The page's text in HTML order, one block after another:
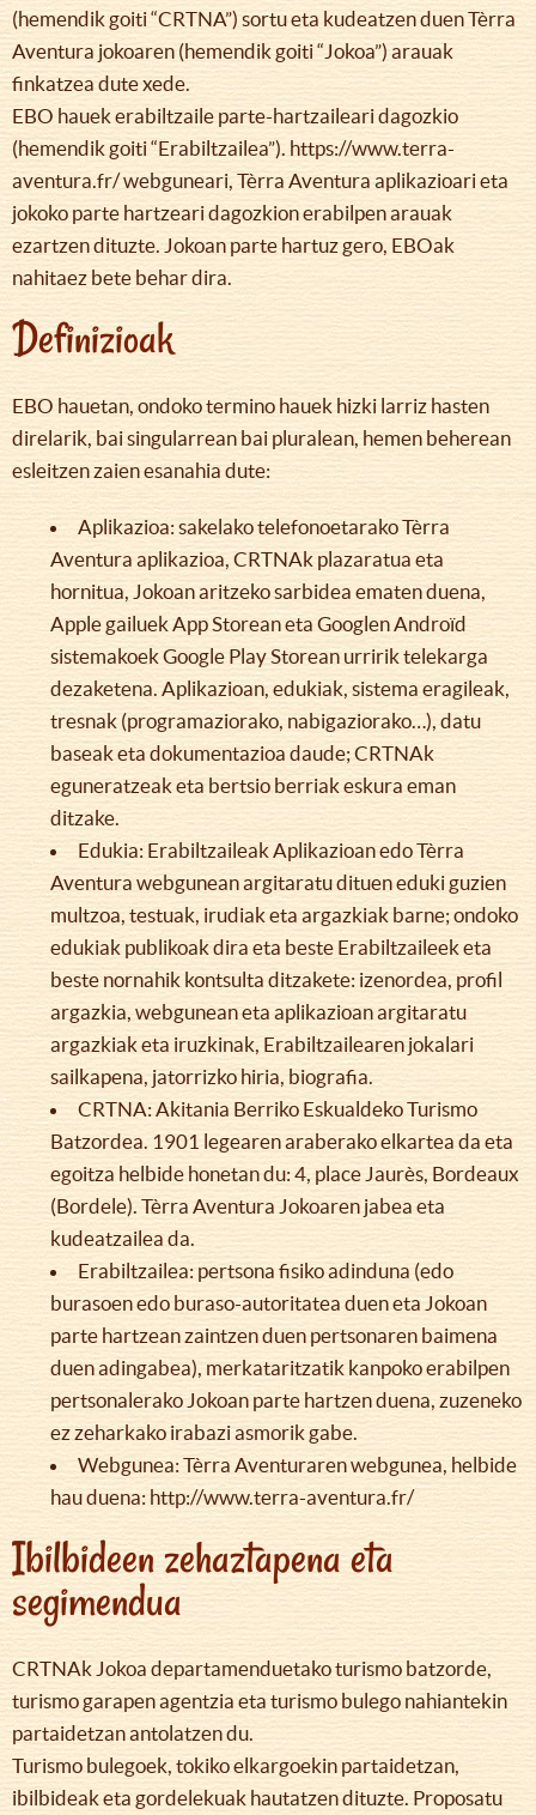
(hemendik goiti “CRTNA”) sortu eta kudeatzen duen Tèrra
Aventura jokoaren (hemendik goiti “Jokoa”) arauak
finkatzea dute xede.
EBO hauek erabiltzaile parte-hartzaileari dagozkio
(hemendik goiti “Erabiltzailea”). https://www.terra-
aventura.fr/ webguneari, Tèrra Aventura aplikazioari eta
jokoko parte hartzeari dagozkion erabilpen arauak
ezartzen dituzte. Jokoan parte hartuz gero, EBOak
nahitaez bete behar dira.
Definizioak
EBO hauetan, ondoko termino hauek hizki larriz hasten
direlarik, bai singularrean bai pluralean, hemen beherean
esleitzen zaien esanahia dute:
Aplikazioa: sakelako telefonoetarako Tèrra
Aventura aplikazioa, CRTNAk plazaratua eta
hornitua, Jokoan aritzeko sarbidea ematen duena,
Apple gailuek App Storean eta Googlen Androïd
sistemakoek Google Play Storean urririk telekarga
dezaketena. Aplikazioan, edukiak, sistema eragileak,
tresnak (programaziorako, nabigaziorako…), datu
baseak eta dokumentazioa daude; CRTNAk
eguneratzeak eta bertsio berriak eskura eman
ditzake.
Edukia: Erabiltzaileak Aplikazioan edo Tèrra
Aventura webgunean argitaratu dituen eduki guzien
multzoa, testuak, irudiak eta argazkiak barne; ondoko
edukiak publikoak dira eta beste Erabiltzaileek eta
beste nornahik kontsulta ditzakete: izenordea, profil
argazkia, webgunean eta aplikazioan argitaratu
argazkiak eta iruzkinak, Erabiltzailearen jokalari
sailkapena, jatorrizko hiria, biografia.
CRTNA: Akitania Berriko Eskualdeko Turismo
Batzordea. 1901 legearen araberako elkartea da eta
egoitza helbide honetan du: 4, place Jaurès, Bordeaux
(Bordele). Tèrra Aventura Jokoaren jabea eta
kudeatzailea da.
Erabiltzailea: pertsona fisiko adinduna (edo
burasoen edo buraso-autoritatea duen eta Jokoan
parte hartzean zaintzen duen pertsonaren baimena
duen adingabea), merkataritzatik kanpoko erabilpen
pertsonalerako Jokoan parte hartzen duena, zuzeneko
ez zeharkako irabazi asmorik gabe.
Webgunea: Tèrra Aventuraren webgunea, helbide
hau duena: http://www.terra-aventura.fr/
Ibilbideen zehaztapena eta
segimendua
CRTNAk Jokoa departamenduetako turismo batzorde,
turismo garapen agentzia eta turismo bulego nahiantekin
partaidetzan antolatzen du.
Turismo bulegoek, tokiko elkargoekin partaidetzan,
ibilbideak eta gordelekuak hautatzen dituzte. Proposatu